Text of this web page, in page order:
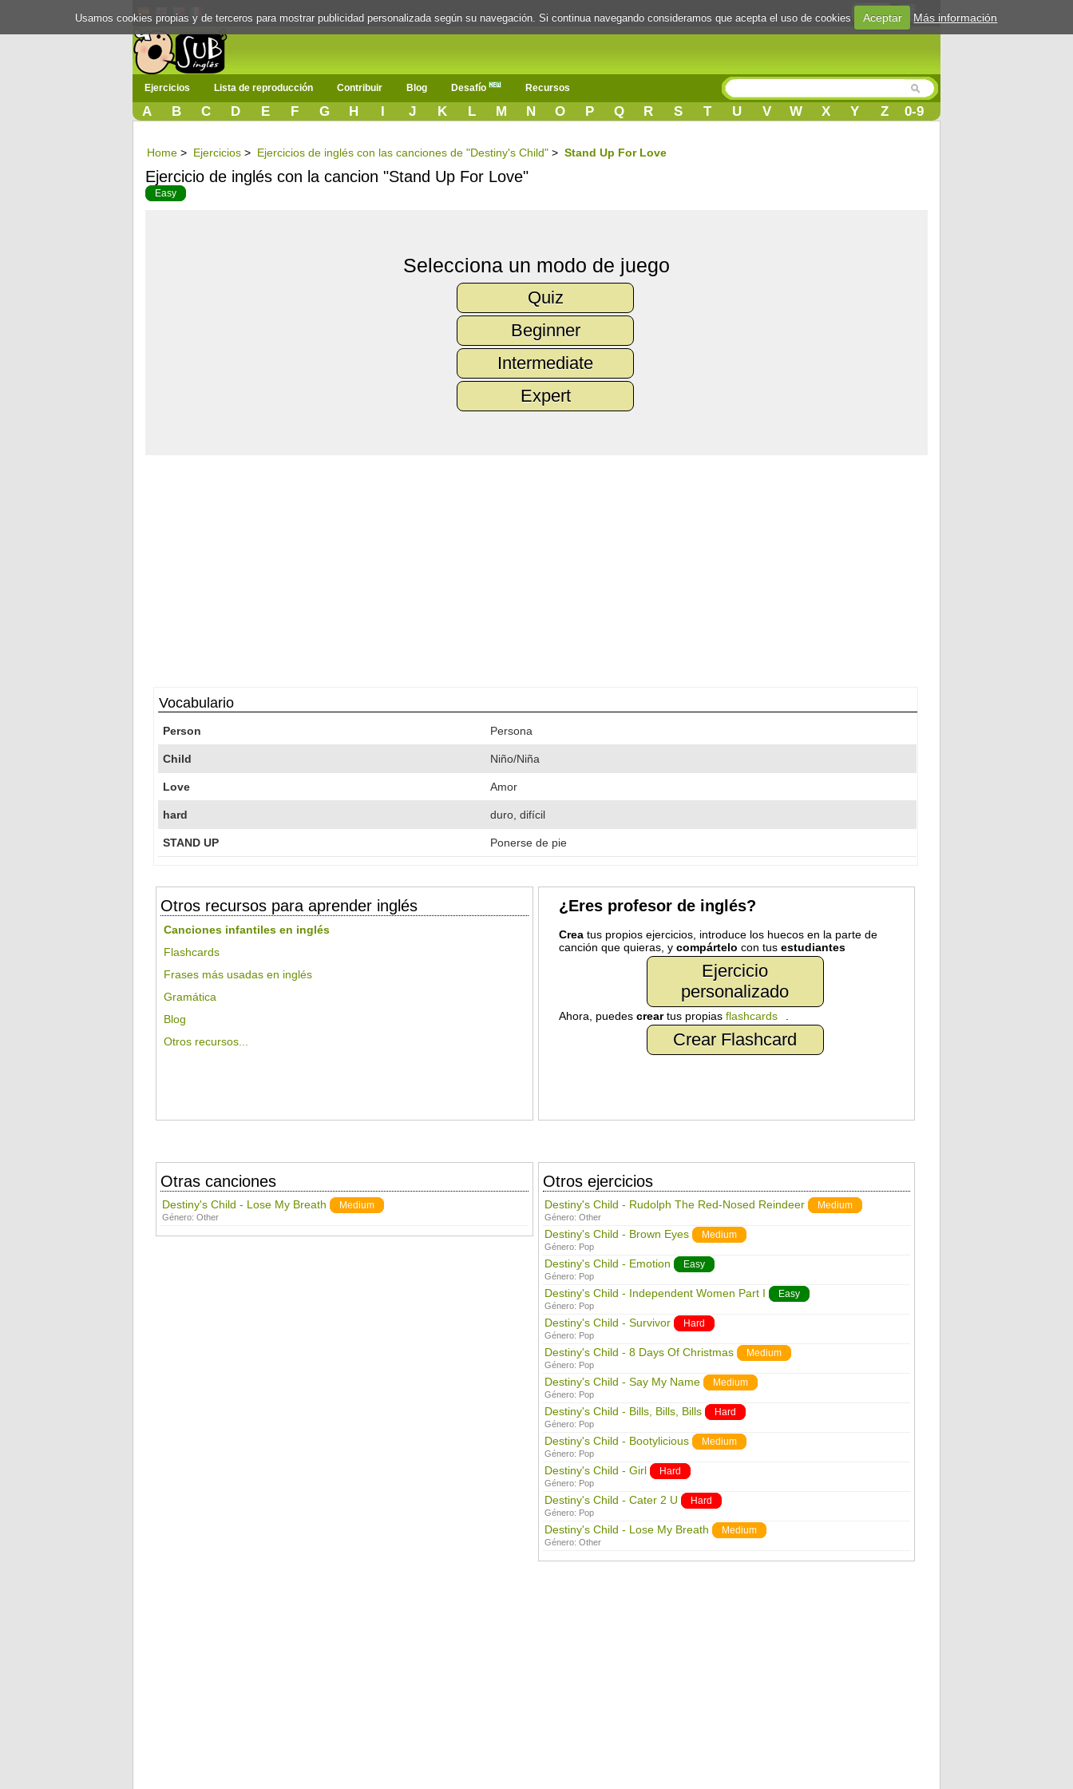
Login
Ejercicios Lista de reproducción Contribuir Blog Desafío Recursos
A B C D E F G H I J K L M N O P Q R S T U V W X Y Z 0-9
Home > Ejercicios > Ejercicios de inglés con las canciones de "Destiny's Child" > Stand Up For Love
Ejercicio de inglés con la cancion "Stand Up For Love"
Easy
Selecciona un modo de juego
Quiz
Beginner
Intermediate
Expert
Vocabulario
Person Persona
Child Niño/Niña
Love Amor
hard duro, difícil
STAND UP Ponerse de pie
Otros recursos para aprender inglés
Canciones infantiles en inglés
Flashcards
Frases más usadas en inglés
Gramática
Blog
Otros recursos...
¿Eres profesor de inglés?
Creatus propios ejercicios, introduce los huecos en la parte de
canción que quieras, y compártelo con tus estudiantes
Ejercicio
personalizado
Ahora, puedes creartus propias flashcards
Crear Flashcard
Otras canciones
Destiny's Child - Lose My Breath Medium
Género: Other
Otros ejercicios
Destiny's Child - Rudolph The Red-Nosed Reindeer Medium
Género: Other
Destiny's Child - Brown Eyes Medium
Género: Pop
Destiny's Child - Emotion Easy
Género: Pop
Destiny's Child - Independent Women Part I Easy
Género: Pop
Destiny's Child - Survivor Hard
Género: Pop
Destiny's Child - 8 Days Of Christmas Medium
Género: Pop
Destiny's Child - Say My Name Medium
Género: Pop
Destiny's Child - Bills, Bills, Bills Hard
Género: Pop
Destiny's Child - Bootylicious Medium
Género: Pop
Destiny's Child - Girl Hard
Género: Pop
Destiny's Child - Cater 2 U Hard
Género: Pop
Destiny's Child - Lose My Breath Medium
Género: Other
Usamos cookies propias y de terceros para mostrar publicidad personalizada según su navegación. Si continua navegando consideramos que acepta el uso de cookies Aceptar Más información